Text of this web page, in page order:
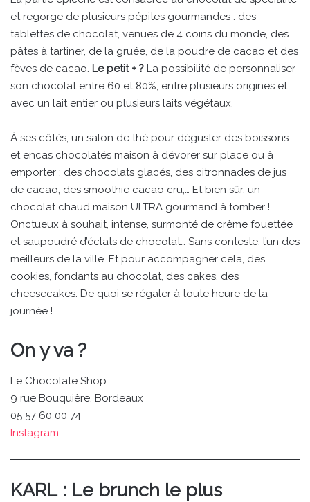
et regorge de plusieurs pépites gourmandes : des
tablettes de chocolat, venues de 4 coins du monde, des
pâtes à tartiner, de la gruée, de la poudre de cacao et des
fèves de cacao. Le petit + ? La possibilité de personnaliser
son chocolat entre 60 et 80%, entre plusieurs origines et
avec un lait entier ou plusieurs laits végétaux.
À ses côtés, un salon de thé pour déguster des boissons
et encas chocolatés maison à dévorer sur place ou à
emporter : des chocolats glacés, des citronnades de jus
de cacao, des smoothie cacao cru,… Et bien sûr, un
chocolat chaud maison ULTRA gourmand à tomber !
Onctueux à souhait, intense, surmonté de crème fouettée
et saupoudré d’éclats de chocolat… Sans conteste, l’un des
meilleurs de la ville. Et pour accompagner cela, des
cookies, fondants au chocolat, des cakes, des
cheesecakes. De quoi se régaler à toute heure de la
journée !
On y va ?
Le Chocolate Shop
9 rue Bouquière, Bordeaux
05 57 60 00 74
Instagram
KARL : Le brunch le plus